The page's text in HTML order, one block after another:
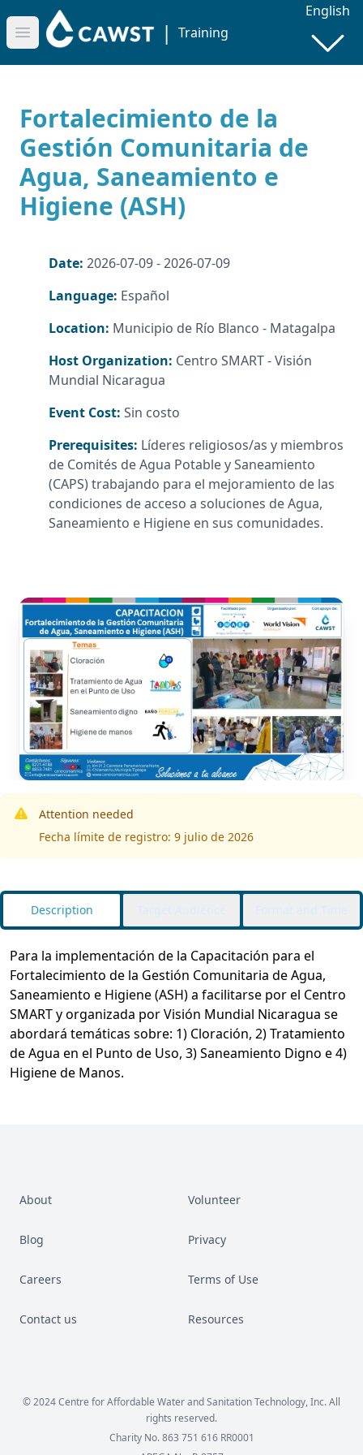
Open main menu | Training
English
Fortalecimiento de la
Gestión Comunitaria de
Agua, Saneamiento e
Higiene (ASH)
Date: 2026-07-09 - 2026-07-09
Language: Español
Location: Municipio de Río Blanco - Matagalpa
Host Organization: Centro SMART - Visión
Mundial Nicaragua
Event Cost: Sin costo
Prerequisites: Líderes religiosos/as y miembros
de Comités de Agua Potable y Saneamiento
(CAPS) trabajando para el mejoramiento de las
condiciones de acceso a soluciones de Agua,
Saneamiento e Higiene en sus comunidades.
Attention needed
Fecha límite de registro: 9 julio de 2026
Description
Para la implementación de la Capacitación para el
Fortalecimiento de la Gestión Comunitaria de Agua,
Saneamiento e Higiene (ASH) a facilitarse por el Centro
SMART y organizada por Visión Mundial Nicaragua se
abordará temáticas sobre: 1) Cloración, 2) Tratamiento
de Agua en el Punto de Uso, 3) Saneamiento Digno e 4)
Higiene de Manos.
About
Blog
Careers
Contact us
Volunteer
Privacy
Terms of Use
Resources
© 2024 Centre for Affordable Water and Sanitation Technology, Inc. All
rights reserved.
Charity No. 863 751 616 RR0001